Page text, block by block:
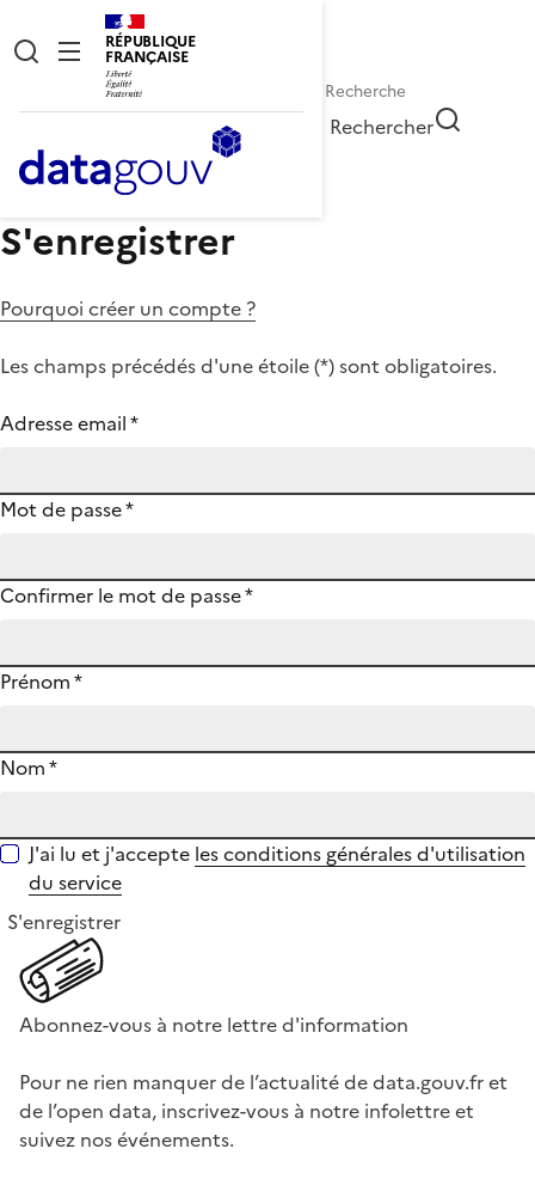
RÉPUBLIQUE
FRANÇAISE
Rechercher
S'enregistrer
Pourquoi créer un compte ?
Les champs précédés d'une étoile (*) sont obligatoires.
Adresse email*
Mot de passe*
Confirmer le mot de passe*
Prénom*
Nom*
J'ai lu et j'accepte les conditions générales d'utilisation
du service
S'enregistrer
Abonnez-vous à notre lettre d'information
Pour ne rien manquer de l’actualité de data.gouv.fr et
de l’open data, inscrivez-vous à notre infolettre et
suivez nos événements.